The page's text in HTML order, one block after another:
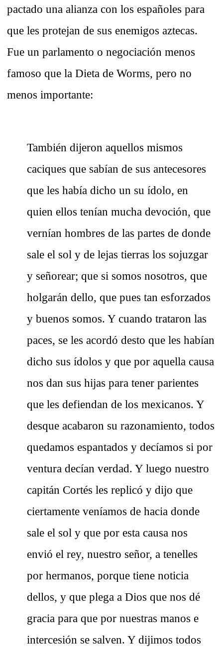
pactado una alianza con los españoles para
que les protejan de sus enemigos aztecas.
Fue un parlamento o negociación menos
famoso que la Dieta de Worms, pero no
menos importante:
También dijeron aquellos mismos
caciques que sabían de sus antecesores
que les había dicho un su ídolo, en
quien ellos tenían mucha devoción, que
vernían hombres de las partes de donde
sale el sol y de lejas tierras los sojuzgar
y señorear; que si somos nosotros, que
holgarán dello, que pues tan esforzados
y buenos somos. Y cuando trataron las
paces, se les acordó desto que les habían
dicho sus ídolos y que por aquella causa
nos dan sus hijas para tener parientes
que les defiendan de los mexicanos. Y
desque acabaron su razonamiento, todos
quedamos espantados y decíamos si por
ventura decían verdad. Y luego nuestro
capitán Cortés les replicó y dijo que
ciertamente veníamos de hacia donde
sale el sol y que por esta causa nos
envió el rey, nuestro señor, a tenelles
por hermanos, porque tiene noticia
dellos, y que plega a Dios que nos dé
gracia para que por nuestras manos e
intercesión se salven. Y dijimos todos